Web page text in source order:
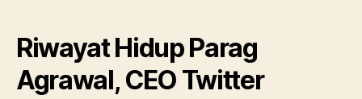
Riwayat Hidup Parag
Agrawal, CEO Twitter